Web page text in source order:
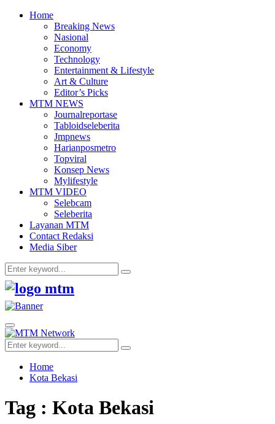
Home
Breaking News
Nasional
Economy
Technology
Entertainment & Lifestyle
Art & Culture
Editor’s Picks
MTM NEWS
Journalreportase
Tabloidseleberita
Jmpnews
Harianposmetro
Topviral
Konsep News
Mylifestyle
MTM VIDEO
Selebcam
Seleberita
Layanan MTM
Contact Redaksi
Media Siber
Search
for:
Search
Facebook
Twitter
Youtube
Primary
Menu
Search
for:
Search
Home
Kota Bekasi
Tag : Kota Bekasi